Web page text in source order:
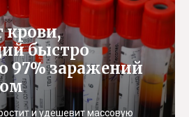
крови,
быстро
97% заражений
и удешевит массовую